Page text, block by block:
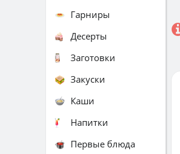
Гарниры
Десерты
Заготовки
Закуски
Каши
Напитки
Первые блюда